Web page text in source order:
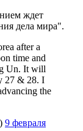
ждет
дела мира".
after a
time and
Un. It will
27 & 28. I
the
9 февраля